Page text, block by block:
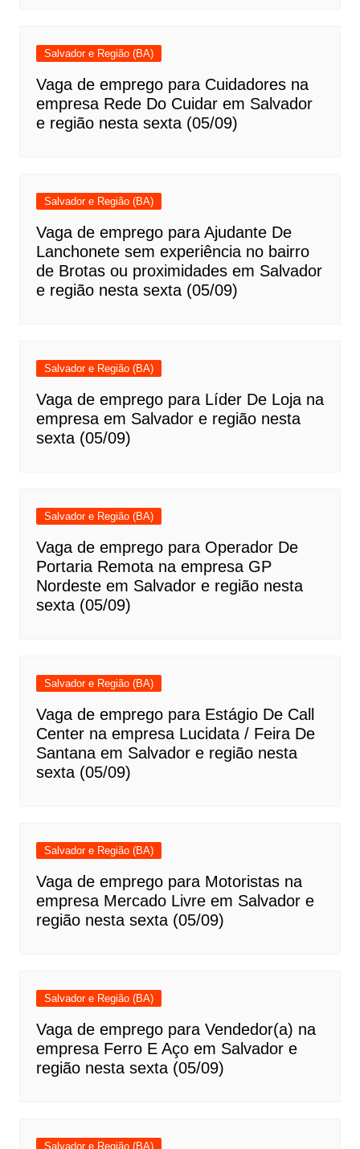
Salvador e Região (BA)
Vaga de emprego para Cuidadores na
empresa Rede Do Cuidar em Salvador
e região nesta sexta (05/09)
Salvador e Região (BA)
Vaga de emprego para Ajudante De
Lanchonete sem experiência no bairro
de Brotas ou proximidades em Salvador
e região nesta sexta (05/09)
Salvador e Região (BA)
Vaga de emprego para Líder De Loja na
empresa em Salvador e região nesta
sexta (05/09)
Salvador e Região (BA)
Vaga de emprego para Operador De
Portaria Remota na empresa GP
Nordeste em Salvador e região nesta
sexta (05/09)
Salvador e Região (BA)
Vaga de emprego para Estágio De Call
Center na empresa Lucidata / Feira De
Santana em Salvador e região nesta
sexta (05/09)
Salvador e Região (BA)
Vaga de emprego para Motoristas na
empresa Mercado Livre em Salvador e
região nesta sexta (05/09)
Salvador e Região (BA)
Vaga de emprego para Vendedor(a) na
empresa Ferro E Aço em Salvador e
região nesta sexta (05/09)
Salvador e Região (BA)